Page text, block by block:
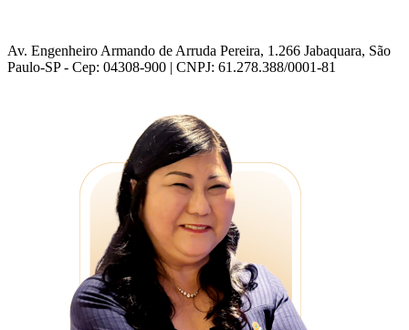
Av. Engenheiro Armando de Arruda Pereira, 1.266 Jabaquara, São
Paulo-SP - Cep: 04308-900 | CNPJ: 61.278.388/0001-81